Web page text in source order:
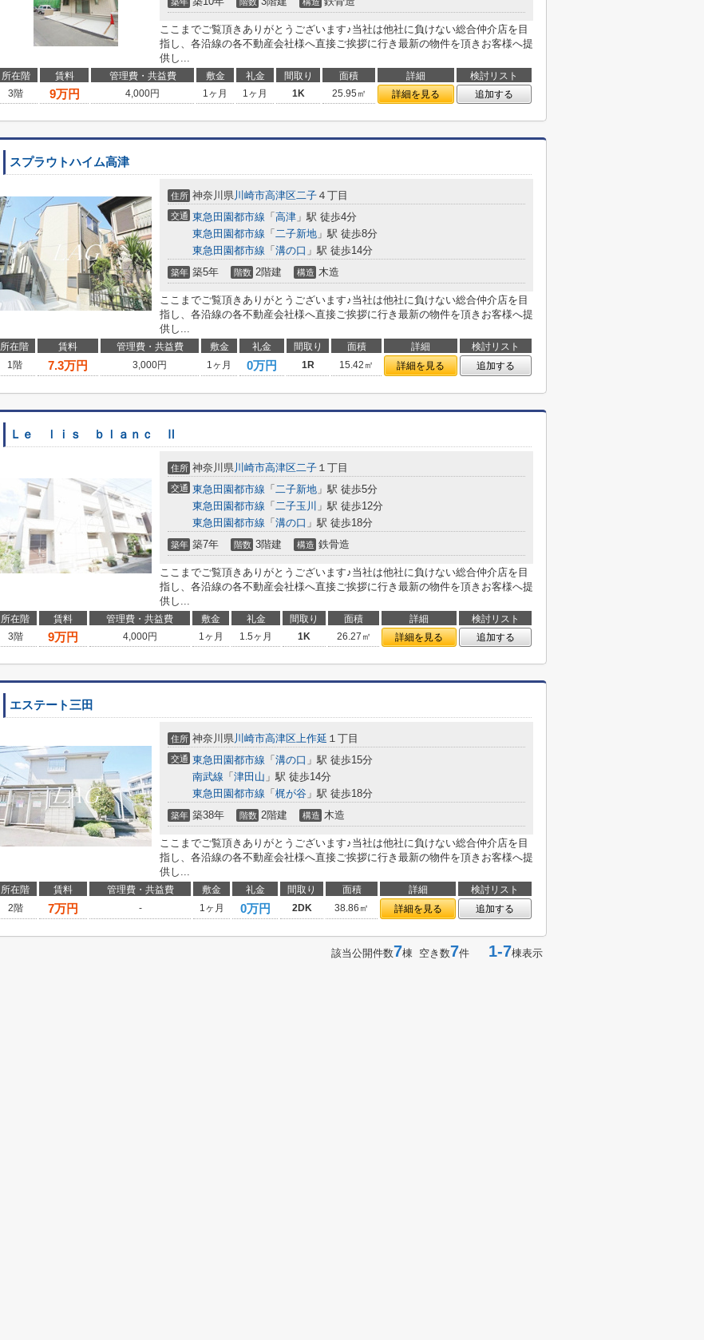
ここまでご覧頂きありがとうございます♪当社は他社に負けない総合仲介店を目
指し、各沿線の各不動産会社様へ直接ご挨拶に行き最新の物件を頂きお客様へ提
供し...
所在階 賃料 管理費・共益費 敷金 礼金 間取り 面積 詳細
検討リスト
3階
9万円 4,000円 1ヶ月 1ヶ月 1K 25.95㎡ 詳細を見る 追加する
スプラウトハイム高津
住所 神奈川県川崎市高津区二子 ４丁目
交通 東急田園都市線 「 高津 」駅 徒歩4分
東急田園都市線 「 二子新地 」駅 徒歩8分
東急田園都市線 「 溝の口 」駅 徒歩14分
築年 築5年 階数 2階建 構造 木造
ここまでご覧頂きありがとうございます♪当社は他社に負けない総合仲介店を目
指し、各沿線の各不動産会社様へ直接ご挨拶に行き最新の物件を頂きお客様へ提
供し...
所在階 賃料 管理費・共益費 敷金 礼金 間取り 面積 詳細
検討リスト
1階
7.3万円 3,000円 1ヶ月 0万円 1R 15.42㎡ 詳細を見る 追加する
Ｌｅ ｌｉｓ ｂｌａｎｃ Ⅱ
住所 神奈川県川崎市高津区二子 １丁目
交通 東急田園都市線 「 二子新地 」駅 徒歩5分
東急田園都市線 「 二子玉川 」駅 徒歩12分
東急田園都市線 「 溝の口 」駅 徒歩18分
築年 築7年 階数 3階建 構造 鉄骨造
ここまでご覧頂きありがとうございます♪当社は他社に負けない総合仲介店を目
指し、各沿線の各不動産会社様へ直接ご挨拶に行き最新の物件を頂きお客様へ提
供し...
所在階 賃料 管理費・共益費 敷金 礼金 間取り 面積 詳細
検討リスト
3階
9万円 4,000円 1ヶ月 1.5ヶ月 1K 26.27㎡ 詳細を見る 追加する
エステート三田
住所 神奈川県川崎市高津区上作延 １丁目
交通 東急田園都市線 「 溝の口 」駅 徒歩15分
南武線 「 津田山 」駅 徒歩14分
東急田園都市線 「 梶が谷 」駅 徒歩18分
築年 築38年 階数 2階建 構造 木造
ここまでご覧頂きありがとうございます♪当社は他社に負けない総合仲介店を目
指し、各沿線の各不動産会社様へ直接ご挨拶に行き最新の物件を頂きお客様へ提
供し...
所在階 賃料 管理費・共益費 敷金 礼金 間取り 面積 詳細
検討リスト
2階
7万円 - 1ヶ月 0万円 2DK 38.86㎡ 詳細を見る 追加する
該当公開件数7棟 空き数7件 1-7棟表示